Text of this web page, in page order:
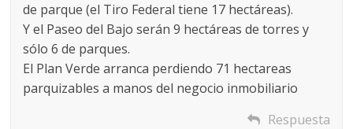
de parque (el Tiro Federal tiene 17 hectáreas).
Y el Paseo del Bajo serán 9 hectáreas de torres y
sólo 6 de parques.
El Plan Verde arranca perdiendo 71 hectareas
parquizables a manos del negocio inmobiliario
Respuesta